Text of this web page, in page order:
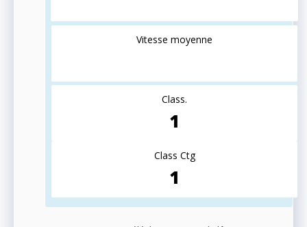
Vitesse moyenne
Class.
1
Class Ctg
1